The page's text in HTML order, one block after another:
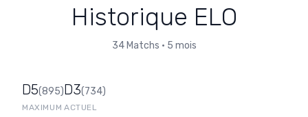
Historique ELO
34Matchs • 5 mois
D5(895)
MAXIMUM
D3(734)
ACTUEL